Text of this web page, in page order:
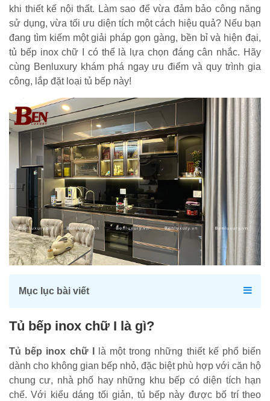
khi thiết kế nội thất. Làm sao để vừa đảm bảo công năng
sử dụng, vừa tối ưu diện tích một cách hiệu quả? Nếu bạn
đang tìm kiếm một giải pháp gọn gàng, bền bỉ và hiện đại,
tủ bếp inox chữ I có thể là lựa chọn đáng cân nhắc. Hãy
cùng Benluxury khám phá ngay ưu điểm và quy trình gia
công, lắp đặt loại tủ bếp này!
Mục lục bài viết
Tủ bếp inox chữ I là gì?
Tủ bếp inox chữ I
là một trong những thiết kế phổ biến
dành cho không gian bếp nhỏ, đặc biệt phù hợp với căn hộ
chung cư, nhà phố hay những khu bếp có diện tích hạn
chế. Với kiểu dáng tối giản, tủ bếp này được bố trí theo